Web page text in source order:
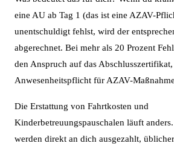
eine AU ab Tag 1 (das ist eine AZAV-
unentschuldigt fehlst, wird der
abgerechnet. Bei mehr als 20 Prozent
den Anspruch auf das
Anwesenheitspflicht für AZAV-
Die Erstattung von Fahrtkosten und
Kinderbetreuungspauschalen läuft
werden direkt an dich ausgezahlt,